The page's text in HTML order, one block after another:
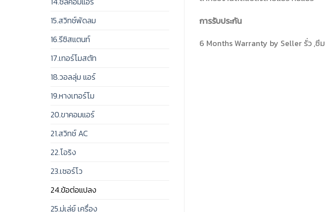
15.สวิทช์พัดลม
16.รีซิสแตนท์
17.เทอร์โมสตัท
18.วอลลุ่ม แอร์
19.หางเทอร์โม
20.ขาคอมแอร์
21.สวิทช์ AC
22.โอริง
23.เซอร์โว
24.ข้อต่อแปลง
25.มู่เล่ย์ เครื่อง
การรับประกัน
6 Months Warranty by Seller รั่ว ,ซึม